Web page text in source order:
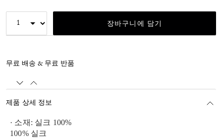
장바구니에 담기
무료 배송 & 무료 반품
제품 상세 정보
· 소재: 실크 100%
100% 실크